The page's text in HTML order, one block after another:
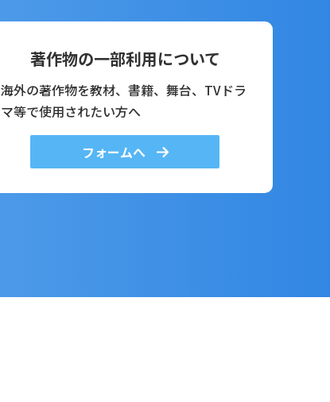
著作物の一部利用について
海外の著作物を教材、書籍、舞台、TVドラ
マ等で使用されたい方へ
フォームへ